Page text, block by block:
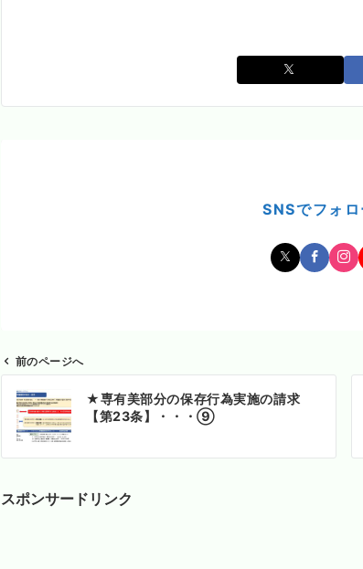
SNSでフォロ
ビ
ー
前のページへ
★専有美部分の保存行為実施の請求
【第23条】・・・⑨
スポンサードリンク